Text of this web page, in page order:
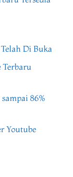
Di Buka
Terbaru
86%
Youtube